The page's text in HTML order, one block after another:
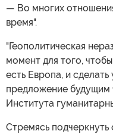
— Во многих
время".
"Геополитическая
момент для того,
есть Европа, и
предложение будущим
Института
Стремясь